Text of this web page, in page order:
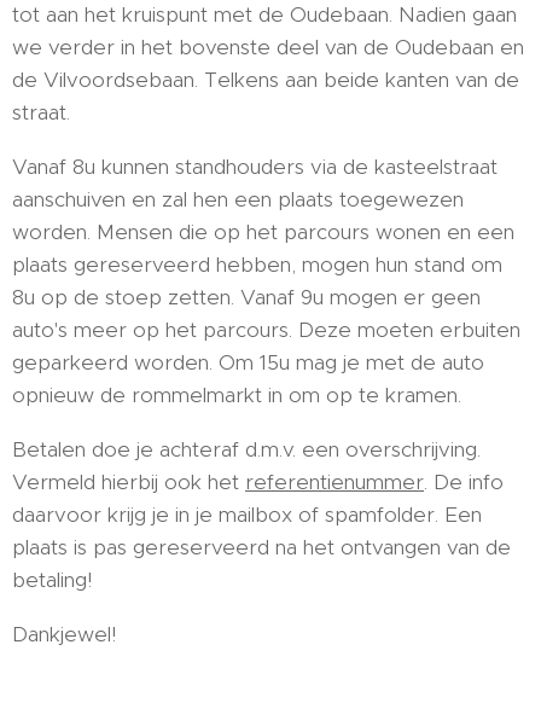
tot aan het kruispunt met de Oudebaan. Nadien gaan
we verder in het bovenste deel van de Oudebaan en
de Vilvoordsebaan. Telkens aan beide kanten van de
straat.
Vanaf 8u kunnen standhouders via de kasteelstraat
aanschuiven en zal hen een plaats toegewezen
worden. Mensen die op het parcours wonen en een
plaats gereserveerd hebben, mogen hun stand om
8u op de stoep zetten. Vanaf 9u mogen er geen
auto's meer op het parcours. Deze moeten erbuiten
geparkeerd worden. Om 15u mag je met de auto
opnieuw de rommelmarkt in om op te kramen.
Betalen doe je achteraf d.m.v. een overschrijving.
Vermeld hierbij ook het referentienummer. De info
daarvoor krijg je in je mailbox of spamfolder. Een
plaats is pas gereserveerd na het ontvangen van de
betaling!
Dankjewel!